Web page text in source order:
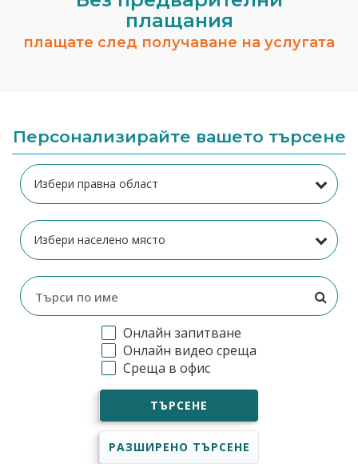
плащания
плащате след получаване на услугата
Персонализирайте вашето търсене
Онлайн запитване
Онлайн видео среща
Среща в офис
ТЪРСЕНЕ
РАЗШИРЕНО ТЪРСЕНЕ